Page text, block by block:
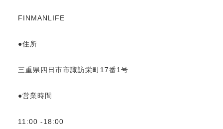
FINMANLIFE
●住所
三重県四日市市諏訪栄町17番1号
●営業時間
11:00 -18:00